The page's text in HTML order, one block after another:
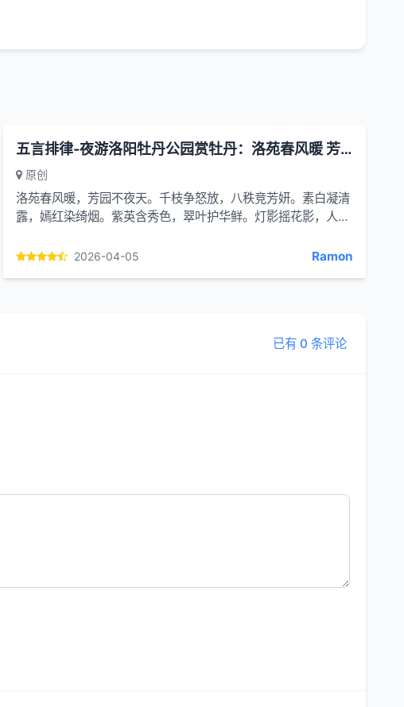
五言排律-夜游洛阳牡丹公园赏牡丹：洛苑春风暖 芳园不夜天
原创
洛苑春风暖，芳园不夜天。千枝争怒放，八秩竞芳妍。素白凝清
露，嫣红染绮烟。紫英含秀色，翠叶护华鲜。灯影摇花影，人声
2026-04-05 Ramon
已有 0 条评论